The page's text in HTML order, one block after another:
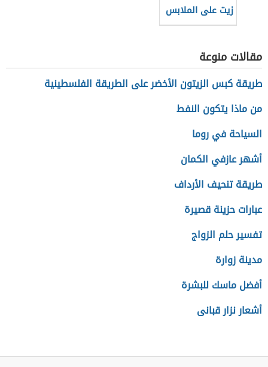
زيت على الملابس
بعد الغسيل
مقالات منوعة
طريقة كبس الزيتون الأخضر على الطريقة الفلسطينية
من ماذا يتكون النفط
السياحة في روما
أشهر عازفي الكمان
طريقة تنحيف الأرداف
عبارات حزينة قصيرة
تفسير حلم الزواج
مدينة زوارة
أفضل ماسك للبشرة
أشعار نزار قبانی